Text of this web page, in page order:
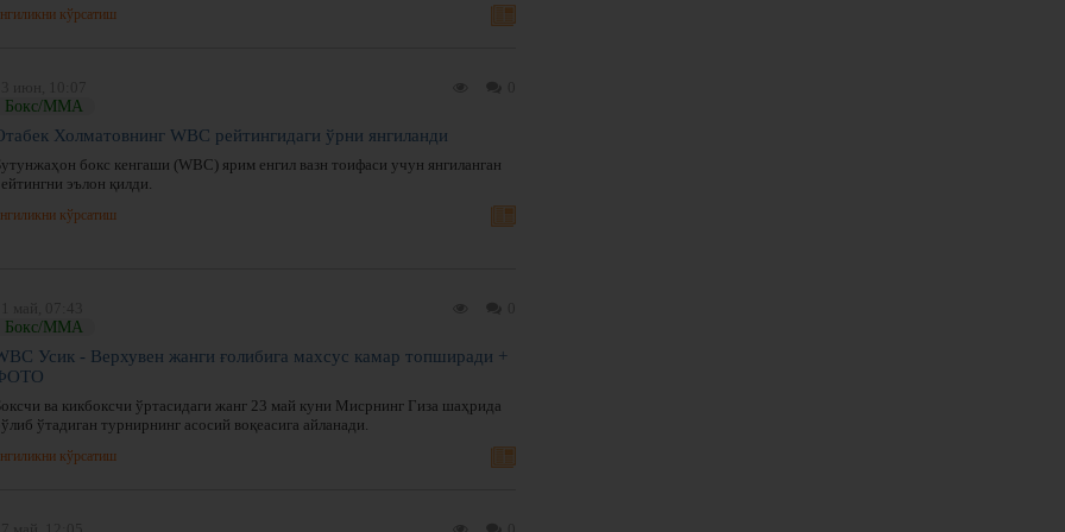
кўрсатиш
Бокс/ММА
Холматовнинг WBC рейтингидаги ўрни янгиланди
бокс кенгаши (WBC) ярим енгил вазн тоифаси учун янгиланган
эълон қилди.
кўрсатиш
Бокс/ММА
Усик - Верхувен жанги ғолибига махсус камар топширади +
ва кикбоксчи ўртасидаги жанг 23 май куни Мисрнинг Гиза шаҳрида
ўтадиган турнирнинг асосий воқеасига айланади.
кўрсатиш